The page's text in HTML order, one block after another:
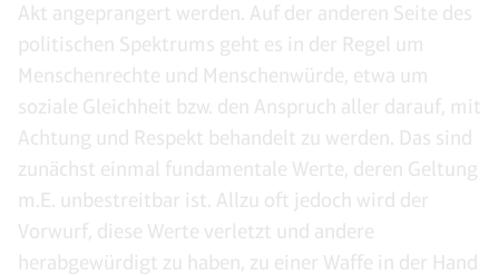
Akt angeprangert werden. Auf der anderen Seite des
politischen Spektrums geht es in der Regel um
Menschenrechte und Menschenwürde, etwa um
soziale Gleichheit bzw. den Anspruch aller darauf, mit
Achtung und Respekt behandelt zu werden. Das sind
zunächst einmal fundamentale Werte, deren Geltung
m.E. unbestreitbar ist. Allzu oft jedoch wird der
Vorwurf, diese Werte verletzt und andere
herabgewürdigt zu haben, zu einer Waffe in der Hand